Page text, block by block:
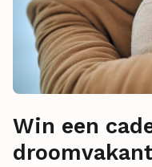
Win een